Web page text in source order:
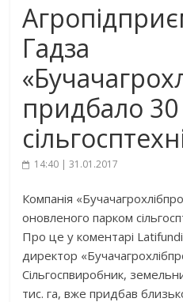
Гадза
придбало
14:40 | 31.01.2017
Компанія
оновленого парком
Про це у коментарі
директор
Сільгоспвиробник,
тис. га, вже придбав